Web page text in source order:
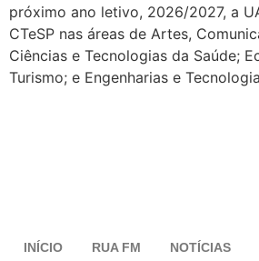
próximo ano letivo, 2026/2027, a
CTeSP nas áreas de Artes,
Ciências e Tecnologias da Saúde;
Turismo; e Engenharias e
INÍCIO RUA FM NOTÍCIAS